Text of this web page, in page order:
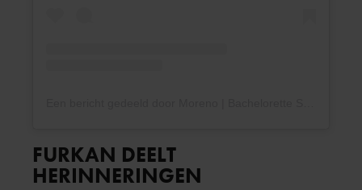
FURKAN DEELT
HERINNERINGEN